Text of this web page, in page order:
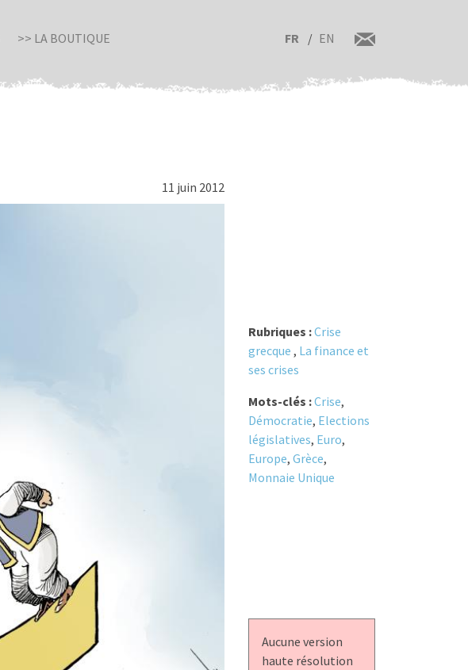
>> LA BOUTIQUE FR EN
11 juin 2012
Rubriques :Crise
grecque , La finance et
ses crises
Mots-clés :Crise,
Démocratie, Elections
législatives, Euro,
Europe, Grèce,
Monnaie Unique
Aucune version
haute résolution